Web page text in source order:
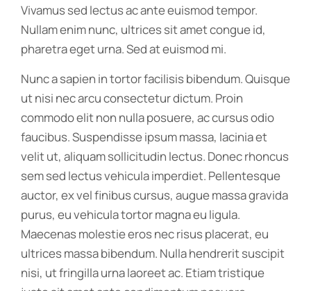
Vivamus sed lectus ac ante euismod tempor.
Nullam enim nunc, ultrices sit amet congue id,
pharetra eget urna. Sed at euismod mi.
Nunc a sapien in tortor facilisis bibendum. Quisque
ut nisi nec arcu consectetur dictum. Proin
commodo elit non nulla posuere, ac cursus odio
faucibus. Suspendisse ipsum massa, lacinia et
velit ut, aliquam sollicitudin lectus. Donec rhoncus
sem sed lectus vehicula imperdiet. Pellentesque
auctor, ex vel finibus cursus, augue massa gravida
purus, eu vehicula tortor magna eu ligula.
Maecenas molestie eros nec risus placerat, eu
ultrices massa bibendum. Nulla hendrerit suscipit
nisi, ut fringilla urna laoreet ac. Etiam tristique